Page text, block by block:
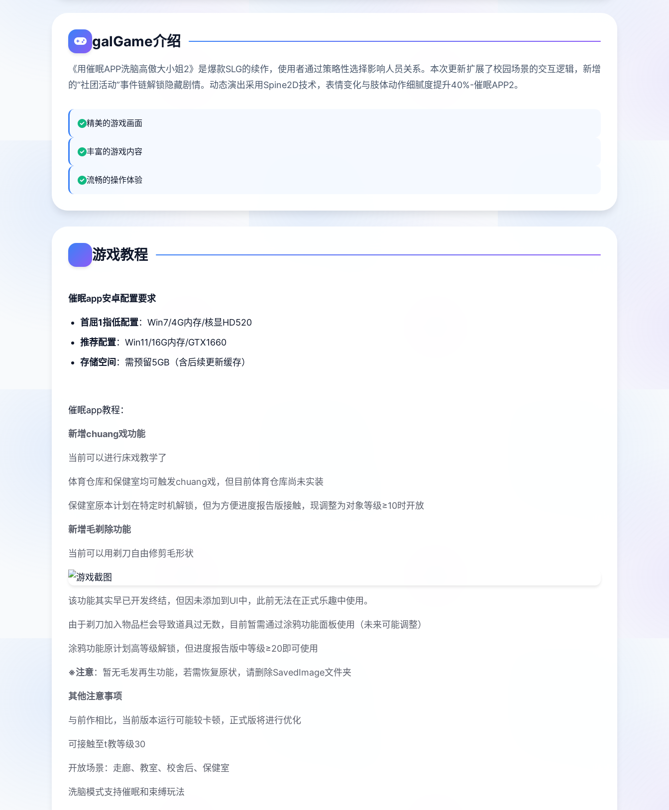
galGame介绍
《用催眠APP洗脑高傲大小姐2》是爆款SLG的续作，使用者通过策略性选择影响人员关系。本次更新扩展了校园场景的交互逻辑，新增
的“社团活动”事件链解锁隐藏剧情。动态演出采用Spine2D技术，表情变化与肢体动作细腻度提升40%-催眠APP2。
精美的游戏画面
丰富的游戏内容
流畅的操作体验
游戏教程
催眠app安卓配置要求
​首屈1指低配置​​：Win7/4G内存/核显HD520
​推荐配置​​：Win11/16G内存/GTX1660
​存储空间​ ​：需预留5GB（含后续更新缓存）
催眠app教程：
新增chuang戏功能
当前可以进行床戏教学了
体育仓库和保健室均可触发chuang戏，但目前体育仓库尚未实装
保健室原本计划在特定时机解锁，但为方便进度报告版接触，现调整为对象等级≥10时开放
新增毛剃除功能
当前可以用剃刀自由修剪毛形状
该功能其实早已开发终结，但因未添加到UI中，此前无法在正式乐趣中使用。
由于剃刀加入物品栏会导致道具过无数，目前暂需通过涂鸦功能面板使用（未来可能调整）
涂鸦功能原计划高等级解锁，但进度报告版中等级≥20即可使用
※注意：暂无毛发再生功能，若需恢复原状，请删除SavedImage文件夹
其他注意事项
与前作相比，当前版本运行可能较卡顿，正式版将进行优化
可接触至t教等级30
开放场景：走廊、教室、校舍后、保健室
洗脑模式支持催眠和束缚玩法